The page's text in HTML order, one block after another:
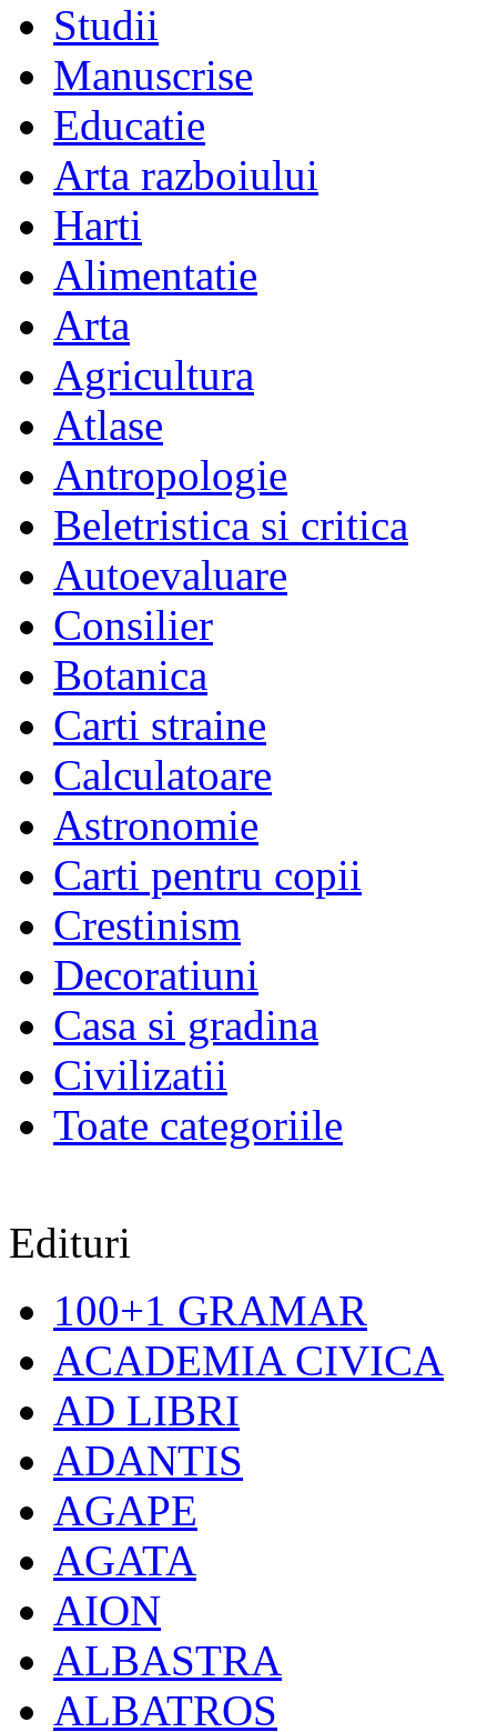
Studii
Manuscrise
Educatie
Arta razboiului
Harti
Alimentatie
Arta
Agricultura
Atlase
Antropologie
Beletristica si critica
Autoevaluare
Consilier
Botanica
Carti straine
Calculatoare
Astronomie
Carti pentru copii
Crestinism
Decoratiuni
Casa si gradina
Civilizatii
Toate categoriile
Edituri
100+1 GRAMAR
ACADEMIA CIVICA
AD LIBRI
ADANTIS
AGAPE
AGATA
AION
ALBASTRA
ALBATROS